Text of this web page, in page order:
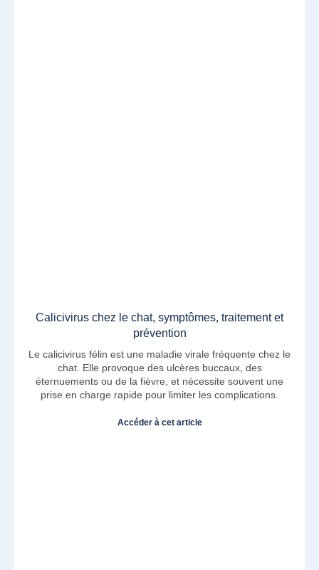
Calicivirus chez le chat, symptômes, traitement et
prévention
Le calicivirus félin est une maladie virale fréquente chez le
chat. Elle provoque des ulcères buccaux, des
éternuements ou de la fièvre, et nécessite souvent une
prise en charge rapide pour limiter les complications.
Accéder à cet article